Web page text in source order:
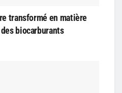
transformé en matière
biocarburants